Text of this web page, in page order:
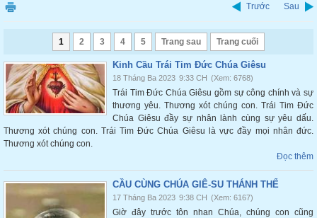
Trước Sau
1 2 3 4 5 Trang sau Trang cuối
Kinh Cầu Trái Tim Đức Chúa Giêsu
18 Tháng Ba 2023 9:33 CH (Xem: 6768)
Trái Tim Đức Chúa Giêsu gồm sự công chính và sự
thương yêu. Thương xót chúng con. Trái Tim Đức
Chúa Giêsu đầy sự nhân lành cùng sự yêu dấu.
Thương xót chúng con. Trái Tim Đức Chúa Giêsu là vực đầy mọi nhân đức.
Thương xót chúng con.
Đọc thêm
CẦU CÙNG CHÚA GIÊ-SU THÁNH THỂ
17 Tháng Ba 2023 9:38 CH (Xem: 6167)
Giờ đây trước tôn nhan Chúa, chúng con cũng